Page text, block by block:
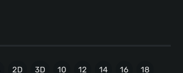
2D 3D 10 12 14 16 18